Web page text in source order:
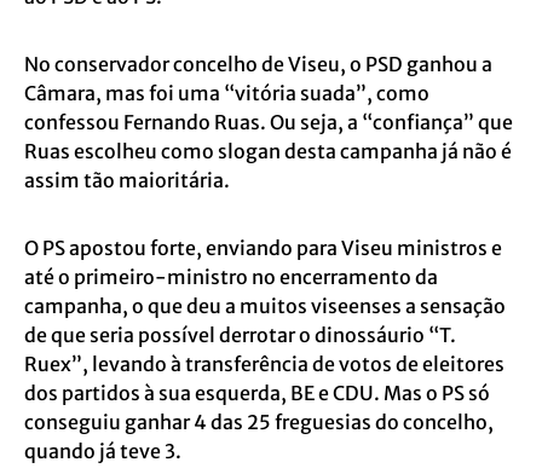
No conservador concelho de Viseu, o PSD ganhou a
Câmara, mas foi uma “vitória suada”, como
confessou Fernando Ruas. Ou seja, a “confiança” que
Ruas escolheu como slogan desta campanha já não é
assim tão maioritária.
O PS apostou forte, enviando para Viseu ministros e
até o primeiro-ministro no encerramento da
campanha, o que deu a muitos viseenses a sensação
de que seria possível derrotar o dinossáurio “T.
Ruex”, levando à transferência de votos de eleitores
dos partidos à sua esquerda, BE e CDU. Mas o PS só
conseguiu ganhar 4 das 25 freguesias do concelho,
quando já teve 3.